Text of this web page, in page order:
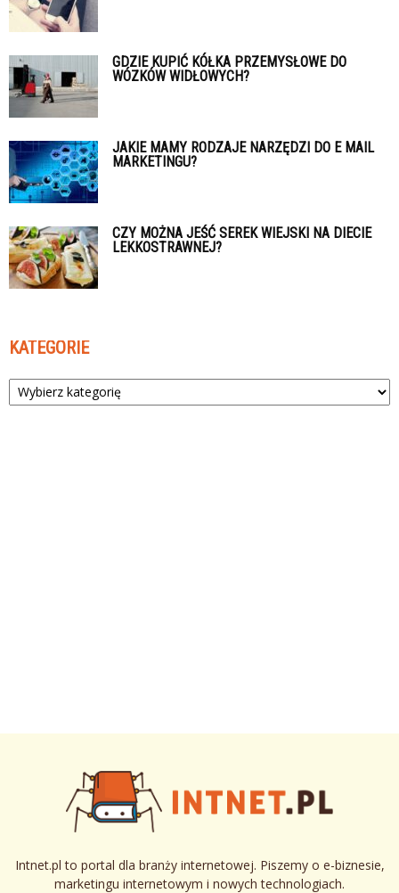
GDZIE KUPIĆ KÓŁKA PRZEMYSŁOWE DO
WÓZKÓW WIDŁOWYCH?
JAKIE MAMY RODZAJE NARZĘDZI DO E MAIL
MARKETINGU?
CZY MOŻNA JEŚĆ SEREK WIEJSKI NA DIECIE
LEKKOSTRAWNEJ?
KATEGORIE
Kategorie
Intnet.pl to portal dla branży internetowej. Piszemy o e-biznesie,
marketingu internetowym i nowych technologiach.